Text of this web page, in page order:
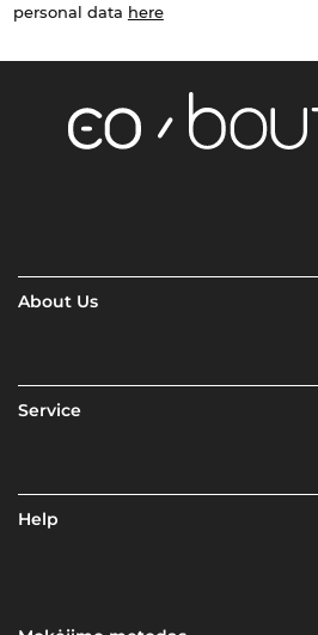
personal data here
About Us
Service
Help